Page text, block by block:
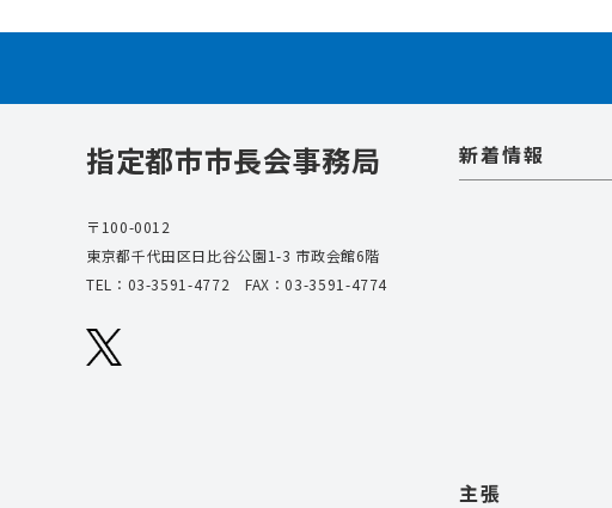
指定都市市長会事務局
〒100-0012
東京都千代田区日比谷公園1-3 市政会館6階
TEL： 03-3591-4772 FAX：03-3591-4774
新着情報
主張